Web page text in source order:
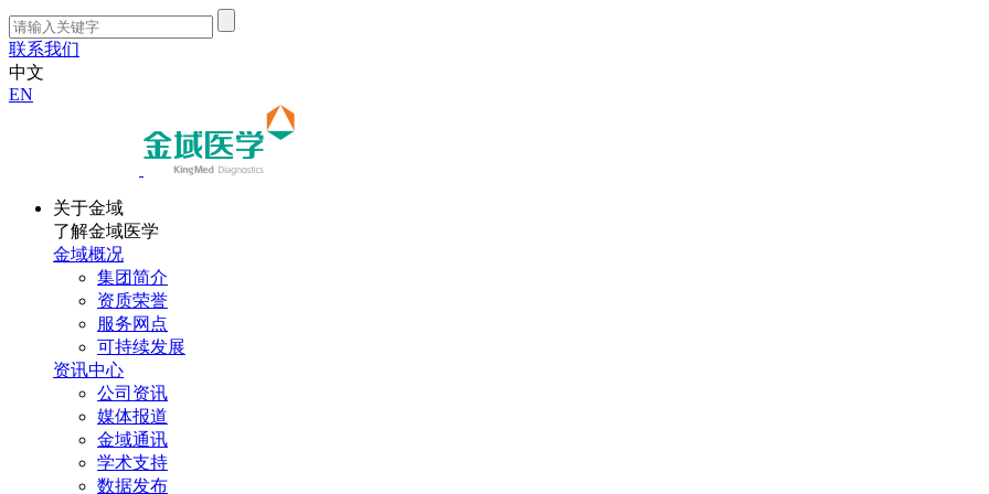
联系我们
中文
EN
关于金域
了解金域医学
金域概况
集团简介
资质荣誉
服务网点
可持续发展
资讯中心
公司资讯
媒体报道
金域通讯
学术支持
数据发布